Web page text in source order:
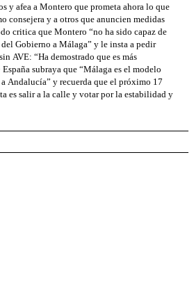
y afea a Montero que prometa ahora lo que
consejera y a otros que anuncien medidas
critica que Montero “no ha sido capaz de
Gobierno a Málaga” y le insta a pedir
AVE: “Ha demostrado que es más
Andalucía” y recuerda que el próximo 17
es salir a la calle y votar por la estabilidad y